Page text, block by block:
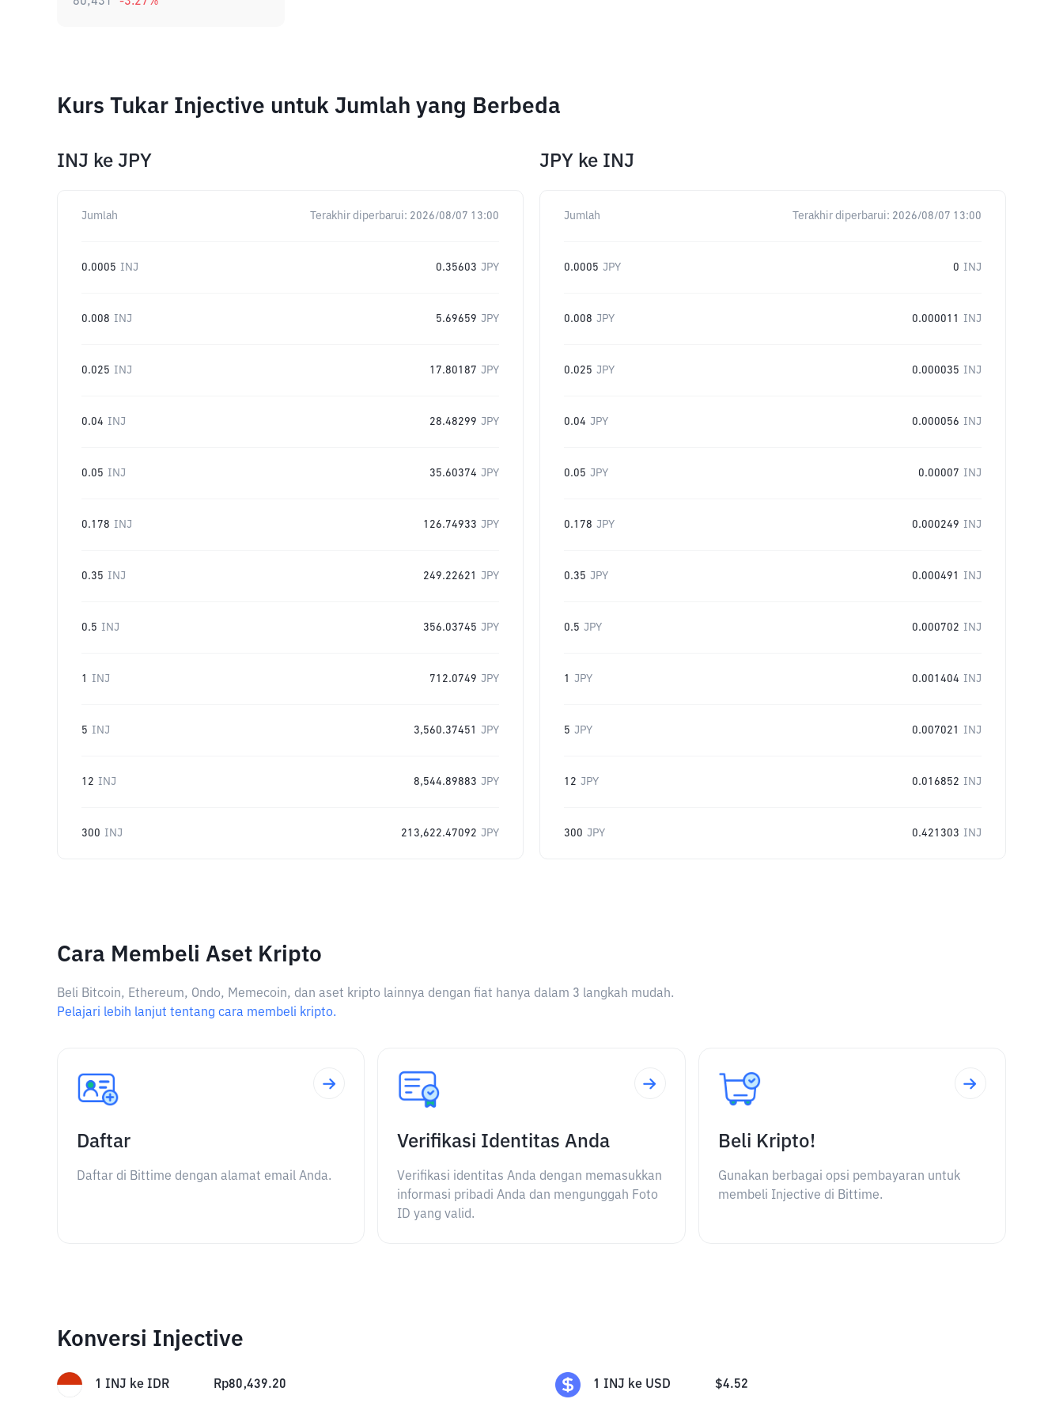
Kurs Tukar Injective untuk Jumlah yang Berbeda
INJ ke JPY
Jumlah Terakhir diperbarui: 2026/08/07 13:00
0.0005 INJ 0.35603 JPY
0.008 INJ 5.69659 JPY
0.025 INJ 17.80187 JPY
0.04 INJ 28.48299 JPY
0.05 INJ 35.60374 JPY
0.178 INJ 126.74933 JPY
0.35 INJ 249.22621 JPY
0.5 INJ 356.03745 JPY
1 INJ 712.0749 JPY
5 INJ 3,560.37451 JPY
12 INJ 8,544.89883 JPY
300 INJ 213,622.47092 JPY
JPY ke INJ
Jumlah Terakhir diperbarui: 2026/08/07 13:00
0.0005 JPY 0 INJ
0.008 JPY 0.000011 INJ
0.025 JPY 0.000035 INJ
0.04 JPY 0.000056 INJ
0.05 JPY 0.00007 INJ
0.178 JPY 0.000249 INJ
0.35 JPY 0.000491 INJ
0.5 JPY 0.000702 INJ
1 JPY 0.001404 INJ
5 JPY 0.007021 INJ
12 JPY 0.016852 INJ
300 JPY 0.421303 INJ
Cara Membeli Aset Kripto
Beli Bitcoin, Ethereum, Ondo, Memecoin, dan aset kripto lainnya dengan fiat hanya dalam 3 langkah mudah.
Pelajari lebih lanjut tentang cara membeli kripto.
Daftar
Daftar di Bittime dengan alamat email Anda.
Verifikasi Identitas Anda
Verifikasi identitas Anda dengan memasukkan
informasi pribadi Anda dan mengunggah Foto
ID yang valid.
Beli Kripto!
Gunakan berbagai opsi pembayaran untuk
membeli Injective di Bittime.
Konversi Injective
1 INJ ke IDR Rp80,439.20 1 INJ ke USD $4.52